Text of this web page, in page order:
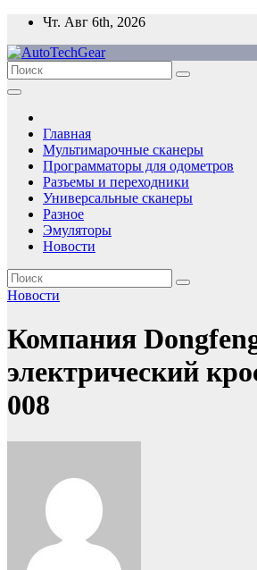
Перейти
содержимому
Чт. Авг 6th, 2026
Главная
Мультимарочные сканеры
Программаторы для одометров
Разъемы и переходники
Универсальные сканеры
Разное
Эмуляторы
Новости
Новости
Компания
электрический
008